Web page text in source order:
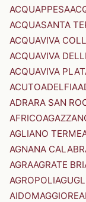
ACQUAPPESA
ACQUASANTA
ACQUAVIVA
ACQUAVIVA
ACQUAVIVA
ACUTOADELFIA
ADRARA SAN
AFRICO
AGLIANO TERME
AGNANA
AGRAAGRATE
AGROPOLI
AIDOMAGGIORE